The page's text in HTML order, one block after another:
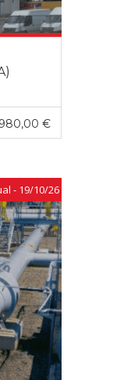
980,00 €
- 19/10/26